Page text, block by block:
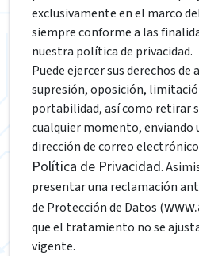
exclusivamente en el marco
siempre conforme a las
nuestra política de privacidad.
Puede ejercer sus derechos
supresión, oposición,
portabilidad, así como retirar
cualquier momento, enviando
dirección de correo
Política de Privacidad.
presentar una reclamación
de Protección de Datos (
que el tratamiento no se
vigente.